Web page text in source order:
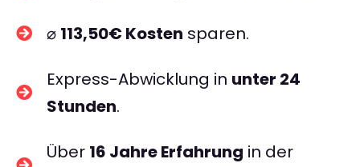
⌀ 113,50€ Kosten sparen.
Express-Abwicklung in unter 24
Stunden.
Über 16 Jahre Erfahrung in der